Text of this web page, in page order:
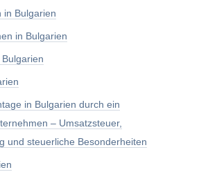
in Bulgarien
in Bulgarien
in Bulgarien durch ein
– Umsatzsteuer,
und steuerliche Besonderheiten